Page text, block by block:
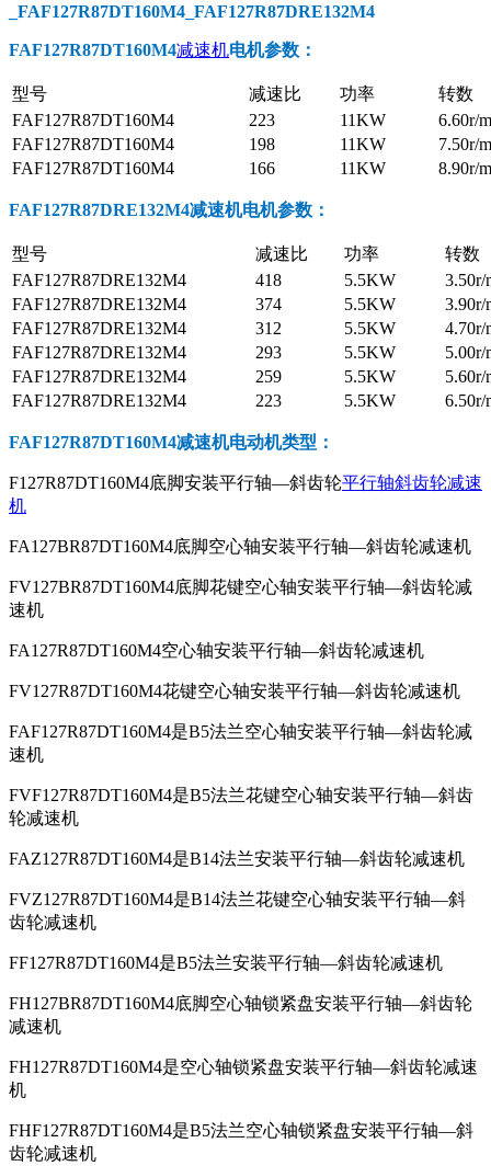
_FAF127R87DT160M4_FAF127R87DRE132M4
FAF127R87DT160M4减速机电机参数 ：
型号 减速比 功率
转数
FAF127R87DT160M4
223 11KW
6.60r/
FAF127R87DT160M4
198 11KW
7.50r/
FAF127R87DT160M4
166 11KW 8.90r/
FAF127R87DRE132M4减速机电机参数 ：
型号 减速比 功率
转数
FAF127R87DRE132M4
418 5.5KW
3.50r/
FAF127R87DRE132M4
374 5.5KW
3.90r/
FAF127R87DRE132M4
312 5.5KW
4.70r/
FAF127R87DRE132M4
293 5.5KW
5.00r/
FAF127R87DRE132M4
259 5.5KW
5.60r/
FAF127R87DRE132M4
223 5.5KW 6.50r/
FAF127R87DT160M4减速机电动机类型：
F127R87DT160M4底脚安装平行轴—斜齿轮平行轴斜齿轮减速
机
FA127BR87DT160M4底脚空心轴安装平行轴—斜齿轮减速机
FV127BR87DT160M4底脚花键空心轴安装平行轴—斜齿轮减
速机
FA127R87DT160M4空心轴安装平行轴—斜齿轮减速机
FV127R87DT160M4花键空心轴安装平行轴—斜齿轮减速机
FAF127R87DT160M4是B5法兰空心轴安装平行轴—斜齿轮减
速机
FVF127R87DT160M4是B5法兰花键空心轴安装平行轴—斜齿
轮减速机
FAZ127R87DT160M4是B14法兰安装平行轴—斜齿轮减速机
FVZ127R87DT160M4是B14法兰花键空心轴安装平行轴—斜
齿轮减速机
FF127R87DT160M4是B5法兰安装平行轴—斜齿轮减速机
FH127BR87DT160M4底脚空心轴锁紧盘安装平行轴—斜齿轮
减速机
FH127R87DT160M4是空心轴锁紧盘安装平行轴—斜齿轮减速
机
FHF127R87DT160M4是B5法兰空心轴锁紧盘安装平行轴—斜
齿轮减速机